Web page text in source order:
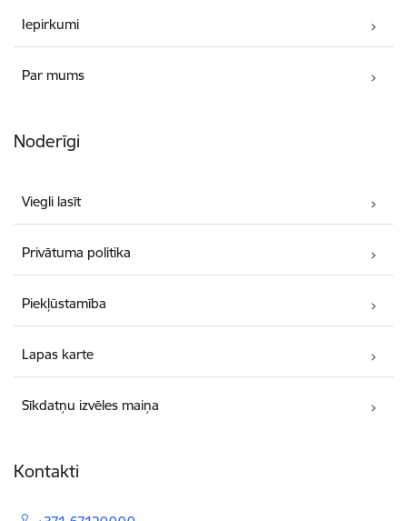
Iepirkumi
Par mums
Noderīgi
Viegli lasīt
Privātuma politika
Piekļūstamība
Lapas karte
Sīkdatņu izvēles maiņa
Kontakti